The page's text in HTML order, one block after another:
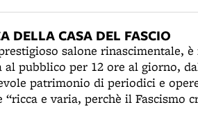
Sarà un servizio
DELLA CASA DEL FASCIO
salone rinascimentale,
al pubblico per 12 ore al giorno,
patrimonio di periodici e
“ricca e varia, perchè il Fascismo
italica nelle civiltà”. Assieme